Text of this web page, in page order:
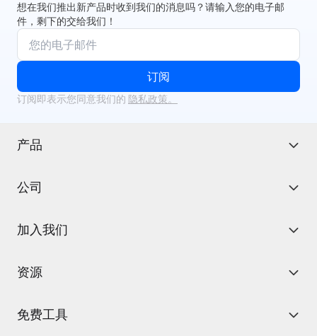
想在我们推出新产品时收到我们的消息吗？请输入您的电子邮
件，剩下的交给我们！
订阅
订阅即表示您同意我们的 隐私政策。
产品
公司
加入我们
资源
免费工具